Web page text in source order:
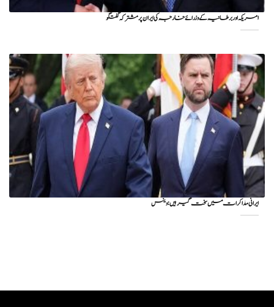
امریکہ اور برطانیہ کے وزرائے خارجہ کی ایران پر مشترکہ گفتگو
ایرانی مذاکرات میں سخت گیر ہیں: وینس